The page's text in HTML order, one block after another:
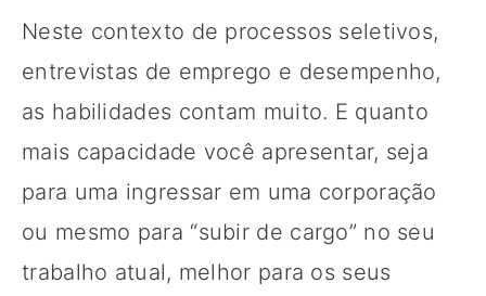
Neste contexto de processos seletivos,
entrevistas de emprego e desempenho,
as habilidades contam muito. E quanto
mais capacidade você apresentar, seja
para uma ingressar em uma corporação
ou mesmo para “subir de cargo” no seu
trabalho atual, melhor para os seus